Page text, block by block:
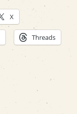
X
Threads